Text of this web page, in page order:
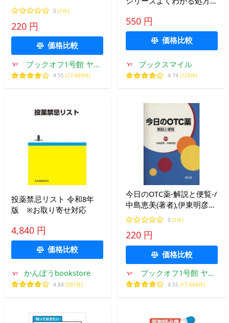
者),越前宏俊(編者),高久史
麿
0 (1件)
220 円
価格比較
ブックオフ1号館 ヤフ
ーショッピング店
4.55 (17,669件)
門 メディカルワークシリ
ーズ)/柳川忠二（監修）/秀
和システム
550 円
価格比較
ブックスマイル
4.74 (120件)
投薬禁忌リスト 令和8年
版 ※お取り寄せ対応
4,840 円
価格比較
かんぽうbookstore
4.84 (507件)
今日のOTC薬-解説と便覧-/
中島恵美(著者),伊東明彦
(著者)
0 (1件)
220 円
価格比較
ブックオフ1号館 ヤフ
ーショッピング店
4.55 (17,669件)